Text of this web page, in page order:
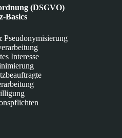
(DSGVO)
Basics
Interesse